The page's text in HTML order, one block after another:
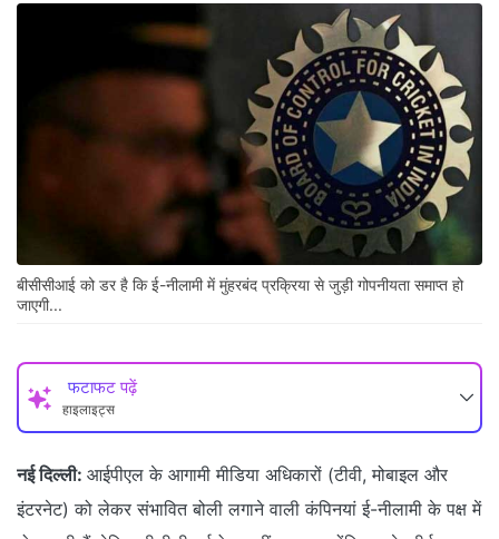
बीसीसीआई को डर है कि ई-नीलामी में मुंहरबंद प्रक्रिया से जुड़ी गोपनीयता समाप्त हो
जाएगी...
फटाफट पढ़ें
हाइलाइट्स
नई दिल्ली: आईपीएल के आगामी मीडिया अधिकारों (टीवी, मोबाइल और
इंटरनेट) को लेकर संभावित बोली लगाने वाली कंपिनयां ई-नीलामी के पक्ष में